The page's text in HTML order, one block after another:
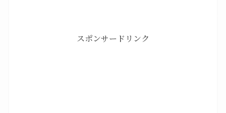
スポンサードリンク